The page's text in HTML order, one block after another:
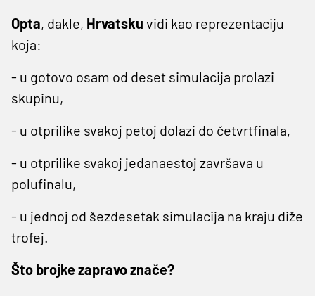
Opta, dakle, Hrvatsku vidi kao reprezentaciju
koja:
- u gotovo osam od deset simulacija prolazi
skupinu,
- u otprilike svakoj petoj dolazi do četvrtfinala,
- u otprilike svakoj jedanaestoj završava u
polufinalu,
- u jednoj od šezdesetak simulacija na kraju diže
trofej.
Što brojke zapravo znače?